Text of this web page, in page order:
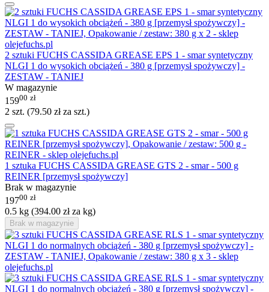
2 sztuki FUCHS CASSIDA GREASE EPS 1 - smar syntetyczny
NLGI 1 do wysokich obciążeń - 380 g [przemysł spożywczy] -
ZESTAW - TANIEJ
W magazynie
15900 zł
2 szt. (79.50 złza szt.)
1 sztuka FUCHS CASSIDA GREASE GTS 2 - smar - 500 g
REINER [przemysł spożywczy]
Brak w magazynie
19700 zł
0.5 kg (394.00 złza kg)
Brak w magazynie